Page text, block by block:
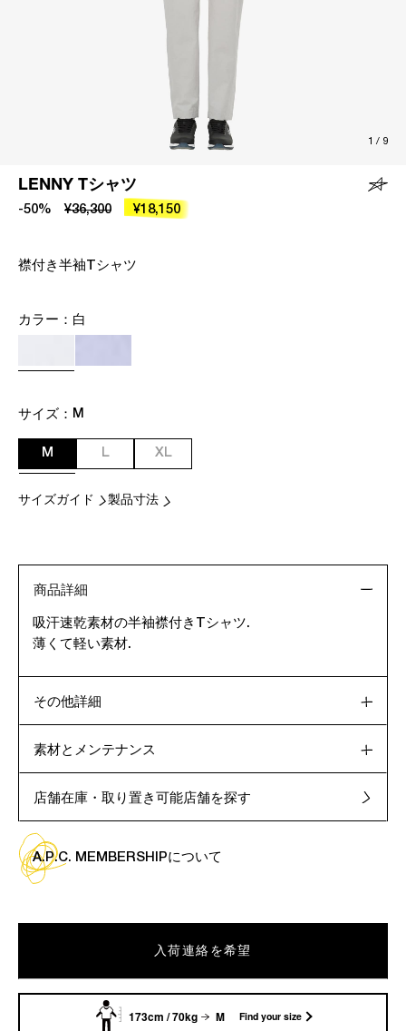
1 / 9
LENNY Tシャツ
-50% ¥36,300 ¥18,150
襟付き半袖Tシャツ
カラー： 白
サイズ： M
M L XL
サイズガイド 製品寸法
商品詳細
吸汗速乾素材の半袖襟付きTシャツ.
薄くて軽い素材.
その他詳細
素材とメンテナンス
店舗在庫・取り置き可能店舗を探す
A.P.C. MEMBERSHIPについて
入荷連絡を希望
173cm / 70kg M Find your size